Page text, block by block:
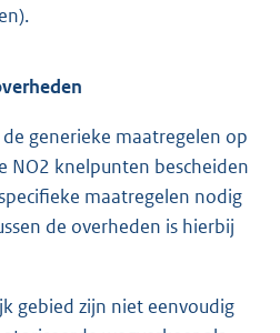
generieke maatregelen op
NO2 knelpunten bescheiden
maatregelen nodig
de overheden is hierbij
gebied zijn niet eenvoudig